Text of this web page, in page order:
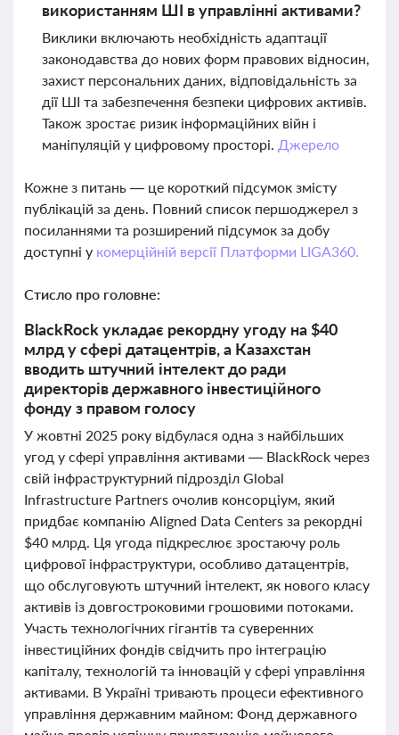
використанням ШІ в управлінні активами?
Виклики включають необхідність адаптації
законодавства до нових форм правових відносин,
захист персональних даних, відповідальність за
дії ШІ та забезпечення безпеки цифрових активів.
Також зростає ризик інформаційних війн і
маніпуляцій у цифровому просторі. Джерело
Кожне з питань — це короткий підсумок змісту
публікацій за день. Повний список першоджерел з
посиланнями та розширений підсумок за добу
доступні у комерційній версії Платформи LIGA360.
Стисло про головне:
BlackRock укладає рекордну угоду на $40
млрд у сфері датацентрів, а Казахстан
вводить штучний інтелект до ради
директорів державного інвестиційного
фонду з правом голосу
У жовтні 2025 року відбулася одна з найбільших
угод у сфері управління активами — BlackRock через
свій інфраструктурний підрозділ Global
Infrastructure Partners очолив консорціум, який
придбає компанію Aligned Data Centers за рекордні
$40 млрд. Ця угода підкреслює зростаючу роль
цифрової інфраструктури, особливо датацентрів,
що обслуговують штучний інтелект, як нового класу
активів із довгостроковими грошовими потоками.
Участь технологічних гігантів та суверенних
інвестиційних фондів свідчить про інтеграцію
капіталу, технологій та інновацій у сфері управління
активами. В Україні тривають процеси ефективного
управління державним майном: Фонд державного